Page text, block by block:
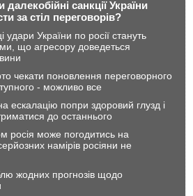
санкції України
за стіл переговорів?
удари України по росії стануть
що агресору доведеться
чекати поновлення переговорного
- можливо все
ескалацію попри здоровий глузд і
до останнього
росія може погодитись на
намірів росіяни не
жодних прогнозів щодо